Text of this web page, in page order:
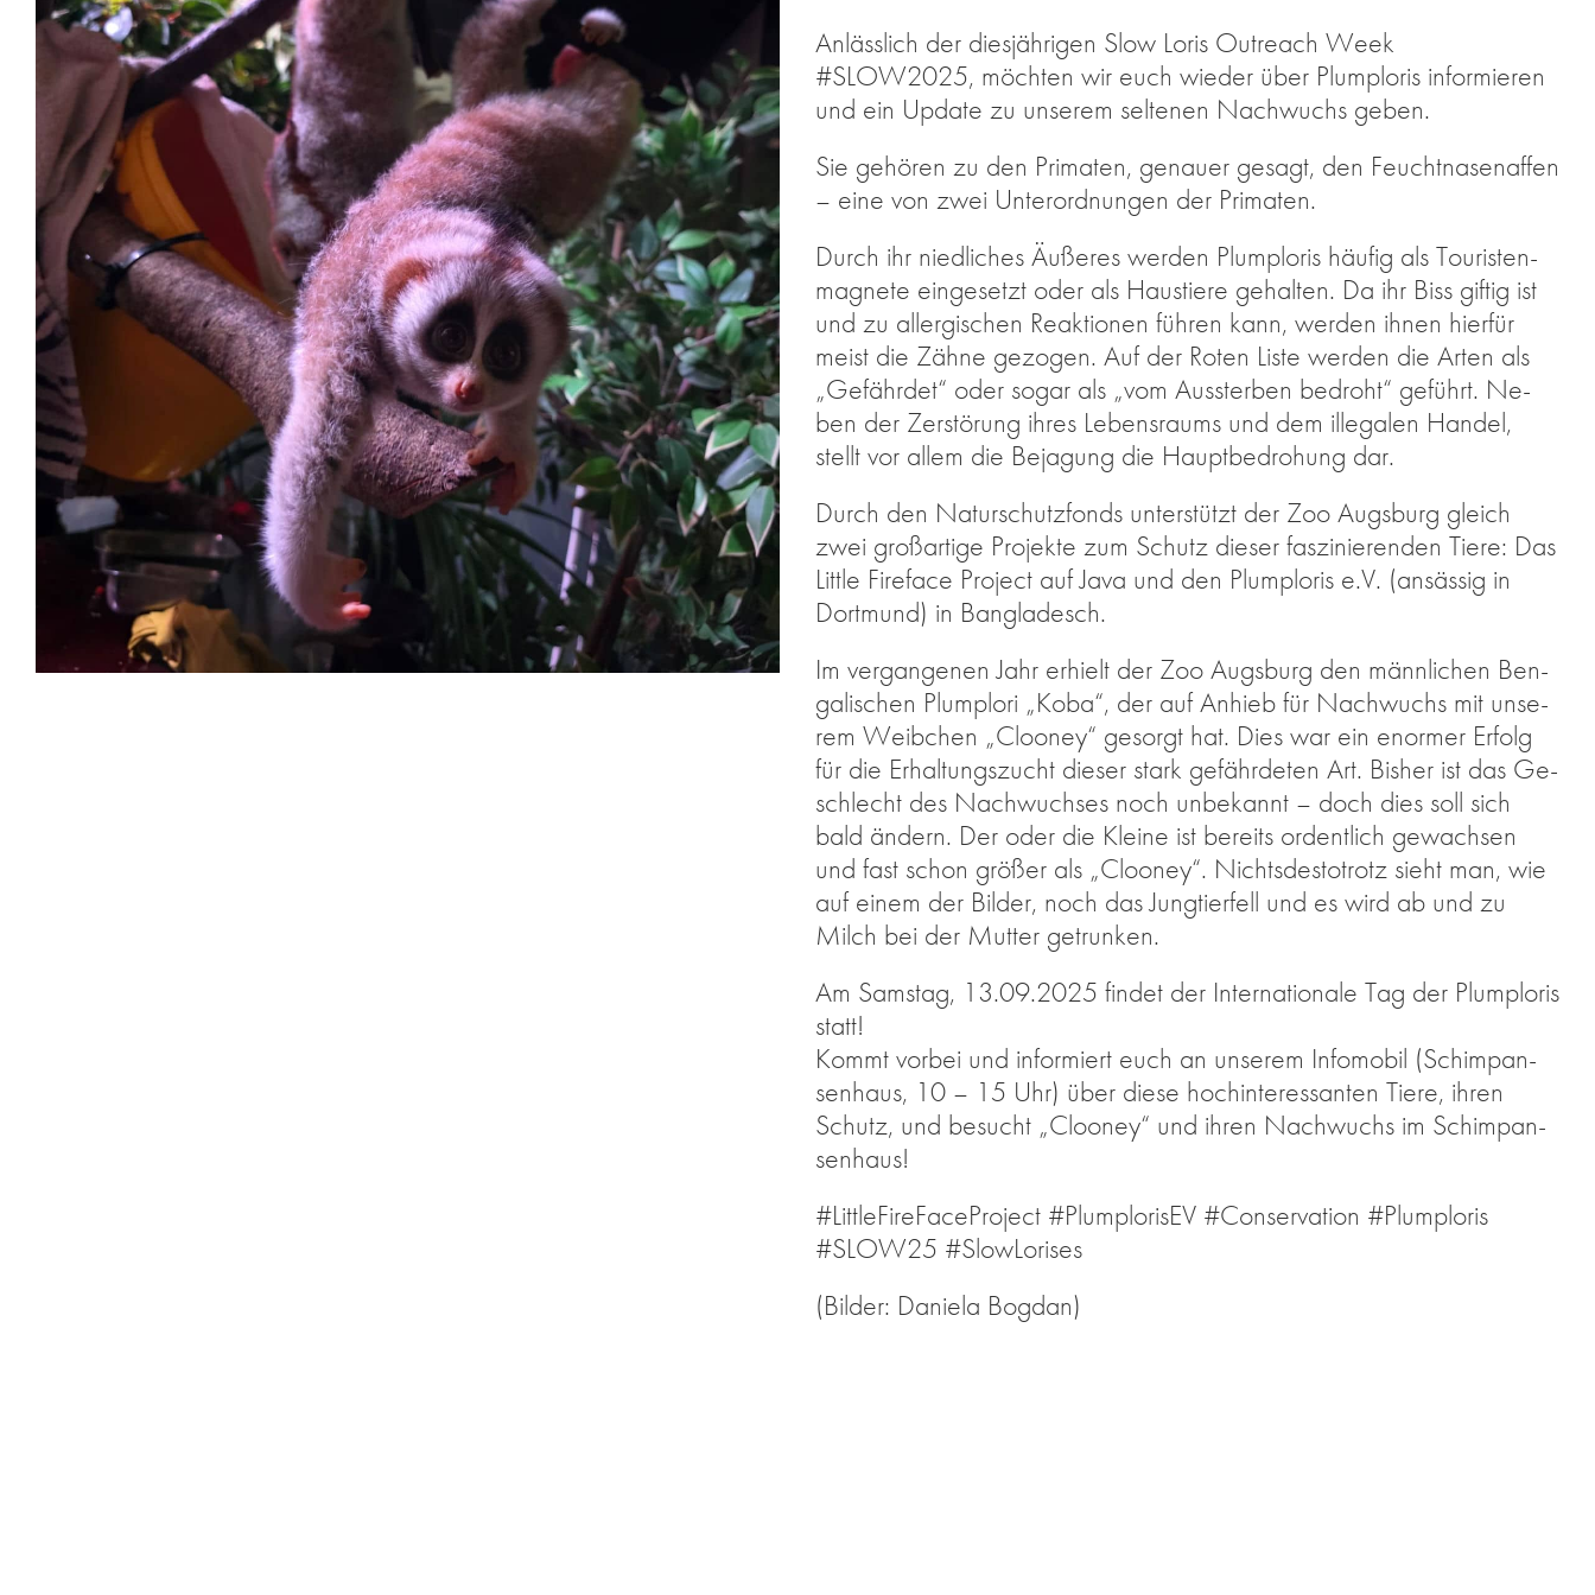
An­läss­lich der dies­jäh­ri­gen Slow Lo­ris Out­reach Week
#SLOW2025, möch­ten wir euch wie­der über Plum­plo­ris in­for­mie­ren
und ein Up­date zu un­se­rem sel­te­nen Nach­wuchs ge­ben.
Sie ge­hö­ren zu den Pri­ma­ten, ge­nau­er ge­sagt, den Feucht­na­sen­af­fen
– eine von zwei Un­ter­ord­nun­gen der Pri­ma­ten.
Durch ihr nied­li­ches Äu­ße­res wer­den Plum­plo­ris häu­fig als Tou­ris­ten­
ma­gne­te ein­ge­setzt oder als Haus­tie­re ge­hal­ten. Da ihr Biss gif­tig ist
und zu all­er­gi­schen Re­ak­tio­nen füh­ren kann, wer­den ih­nen hier­für
meist die Zäh­ne ge­zo­gen. Auf der Ro­ten Lis­te wer­den die Ar­ten als
„Ge­fähr­det“ oder so­gar als „vom Aus­ster­ben be­droht“ ge­führt. Ne­
ben der Zer­stö­rung ih­res Le­bens­raums und dem il­le­ga­len Han­del,
stellt vor al­lem die Be­ja­gung die Haupt­be­dro­hung dar.
Durch den Na­tur­schutz­fonds un­ter­stützt der Zoo Augs­burg gleich
zwei groß­ar­ti­ge Pro­jek­te zum Schutz die­ser fas­zi­nie­ren­den Tie­re: Das
Litt­le Fire­face Pro­ject auf Java und den Plum­plo­ris e.V. (an­säs­sig in
Dort­mund) in Ban­gla­desch.
Im ver­gan­ge­nen Jahr er­hielt der Zoo Augs­burg den männ­li­chen Ben­
ga­li­schen Plum­plo­ri „Koba“, der auf An­hieb für Nach­wuchs mit un­se­
rem Weib­chen „Cloo­ney“ ge­sorgt hat. Dies war ein enor­mer Er­folg
für die Er­hal­tungs­zucht die­ser stark ge­fähr­de­ten Art. Bis­her ist das Ge­
schlecht des Nach­wuch­ses noch un­be­kannt – doch dies soll sich
bald än­dern. Der oder die Klei­ne ist be­reits or­dent­lich ge­wach­sen
und fast schon grö­ßer als „Cloo­ney“. Nichts­des­to­trotz sieht man, wie
auf ei­nem der Bil­der, noch das Jung­tier­fell und es wird ab und zu
Milch bei der Mut­ter ge­trun­ken.
Am Sams­tag, 13.09.2025 fin­det der In­ter­na­tio­na­le Tag der Plum­plo­ris
statt!
Kommt vor­bei und in­for­miert euch an un­se­rem In­fo­mo­bil (Schim­pan­
sen­haus, 10 – 15 Uhr) über die­se hoch­in­ter­es­san­ten Tie­re, ih­ren
Schutz, und be­sucht „Cloo­ney“ und ih­ren Nach­wuchs im Schim­pan­
sen­haus!
#Litt­le­Fi­re­Face­Pro­ject #Plum­plo­ri­sEV #Con­ser­va­ti­on #Plum­plo­ris
#SLOW25 #Slow­Lo­ri­ses
(Bil­der: Da­nie­la Bog­dan)